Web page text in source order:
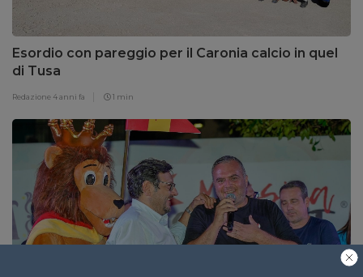
Esordio con pareggio per il Caronia calcio in quel
di Tusa
Redazione 4 anni fa 1 min